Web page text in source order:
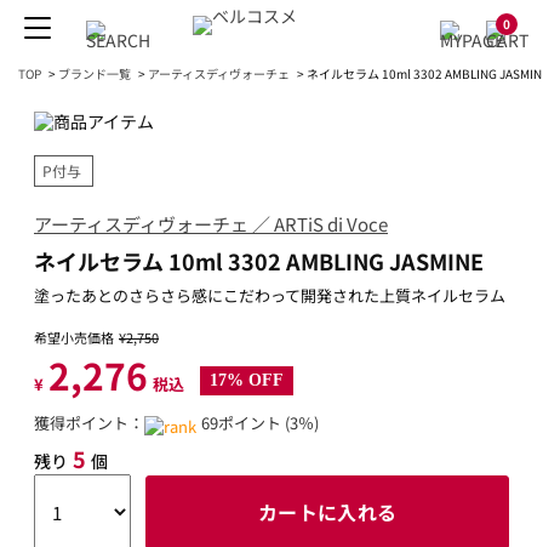
0
TOP > ブランド一覧 > アーティスディヴォーチェ > ネイルセラム 10ml 3302 AMBLING
P付与
アーティスディヴォーチェ ／ ARTiS di Voce
ネイルセラム 10ml 3302 AMBLING JASMINE
塗ったあとのさらさら感にこだわって開発された上質ネイルセラム
希望小売価格 ¥2,750
¥ 2,276 税込 17% OFF
獲得ポイント： 69ポイント (3％)
残り 5 個
カートに入れる